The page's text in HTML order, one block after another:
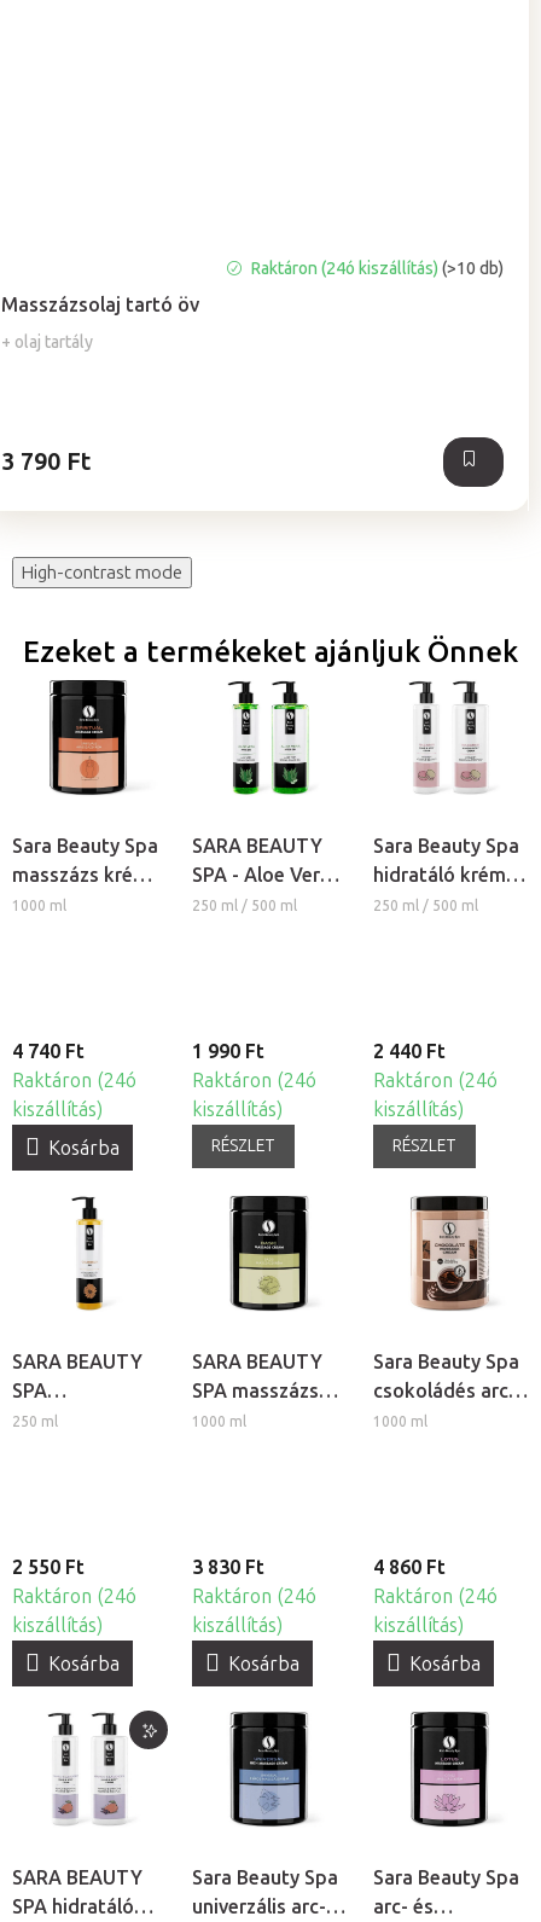
Masszázsolaj tartó öv
+ olaj tartály
átlagos
értékelése
Raktáron (24ó kiszállítás)(>10 db)
3 790 Ft
High-contrast mode
Ezeket a termékeket ajánljuk Önnek
Sara Beauty Spa
masszázs krém -
Spiritual
1000 ml
4 740 Ft
Raktáron (24ó
kiszállítás)
Kosárba
SARA BEAUTY
SPA - Aloe Vera
bőrnyugtató gél
250 ml / 500 ml
1 990 Ft
Raktáron (24ó
kiszállítás)
RÉSZLET
Sara Beauty Spa
hidratáló krém -
Macaron
250 ml / 500 ml
2 440 Ft
Raktáron (24ó
kiszállítás)
RÉSZLET
SARA BEAUTY
SPA
bőrregeneráló
250 ml
2 550 Ft
Raktáron (24ó
kiszállítás)
Kosárba
SARA BEAUTY
SPA masszázs
krém arcra és
1000 ml
3 830 Ft
Raktáron (24ó
kiszállítás)
Kosárba
Sara Beauty Spa
csokoládés arc-
és testmasszázs
1000 ml
4 860 Ft
Raktáron (24ó
kiszállítás)
Kosárba
SARA BEAUTY
SPA hidratáló
Sara Beauty Spa
univerzális arc-
Sara Beauty Spa
arc- és